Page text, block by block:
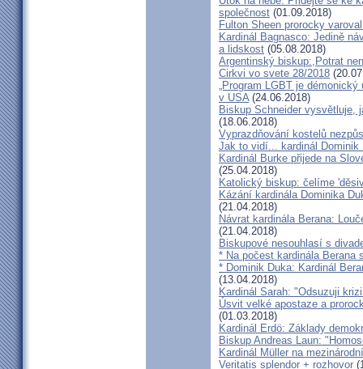
společnost (01.09.2018)
Fulton Sheen prorocky
Kardinál Bagnasco: Jedině
a lidskost (05.08.2018)
Argentinský biskup:,Potrat
Cirkvi vo svete 28/2018
„Program LGBT je
v USA(24.06.2018)
Biskup Schneider vysvětluje,
(18.06.2018)
Vyprazdňování kostelů
Jak to vidí... kardinál Dominik
Kardinál Burke přijede na
(25.04.2018)
Katolický biskup: čelíme
Kázání kardinála Dominika
(21.04.2018)
Návrat kardinála Berana:
(21.04.2018)
Biskupové nesouhlasí s
* Na počest kardinála
* Dominik Duka: Kardinál
(13.04.2018)
Kardinál Sarah: "Odsuzuji
Úsvit velké apostaze a
(01.03.2018)
Kardinál Erdö: Základy
Biskup Andreas Laun:
Kardinál Müller na
Veritatis splendor + rozhovor